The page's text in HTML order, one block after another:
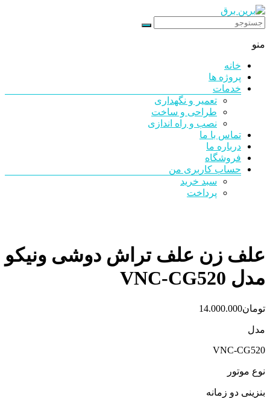
رد
شدن
محتوا
برین
برق
شرکت
فنی
مهندسی
منو
خانه
پروژه ها
خدمات
تعمیر و نگهداری
طراحی و ساخت
نصب و راه اندازی
تماس با ما
درباره ما
فروشگاه
حساب کاربری من
سبد خرید
پرداخت
علف زن علف تراش دوشی ونیکو
مدل VNC-CG520
تومان14.000.000
مدل
VNC-CG520
نوع موتور
بنزینی دو زمانه